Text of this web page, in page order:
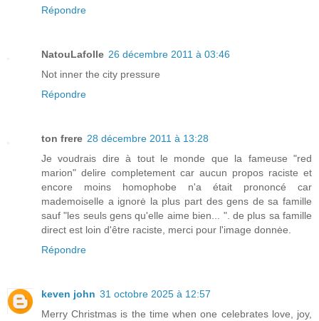
Répondre
NatouLafolle 26 décembre 2011 à 03:46
Not inner the city pressure
Répondre
ton frere 28 décembre 2011 à 13:28
Je voudrais dire à tout le monde que la fameuse "red
marion" delire completement car aucun propos raciste et
encore moins homophobe n'a était prononcé car
mademoiselle a ignorė la plus part des gens de sa famille
sauf "les seuls gens qu'elle aime bien... ". de plus sa famille
direct est loin d'être raciste, merci pour l'image donnėe.
Répondre
keven john 31 octobre 2025 à 12:57
Merry Christmas is the time when one celebrates love, joy,